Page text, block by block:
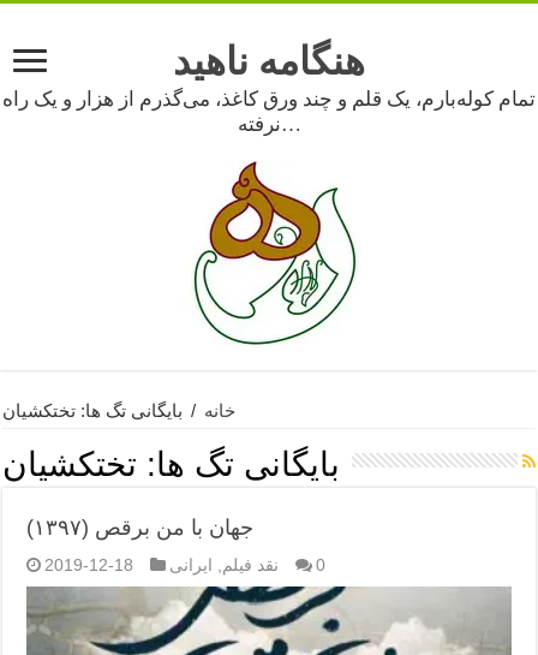
هنگامه ناهید
تمام کوله‌بارم، یک قلم و چند ورق کاغذ، می‌گذرم از هزار و یک راه
نرفته…
خانه / بایگانی تگ ها: تختکشیان
بایگانی تگ ها: تختکشیان
جهان با من برقص (۱۳۹۷)
2019-12-18 نقد فیلم ایرانی 0